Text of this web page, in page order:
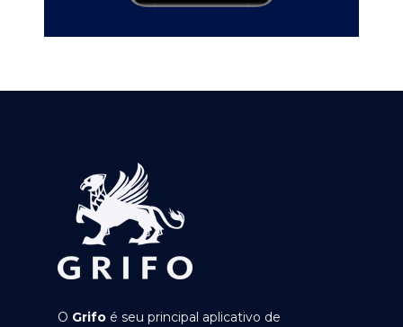
O Grifo é seu principal aplicativo de